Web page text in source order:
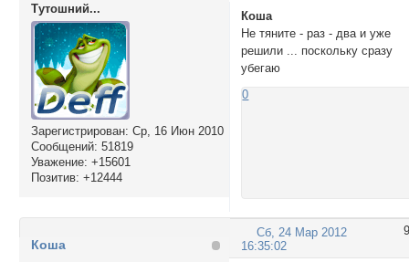
Тутошний...
Зарегистрирован: Ср, 16 Июн 2010
Сообщений: 51819
Уважение: +15601
Позитив: +12444
Кoша
Не тяните - раз - два и уже
решили ... поскольку сразу
убегаю
0
9
Сб, 24 Мар 2012
16:35:02
Кoша